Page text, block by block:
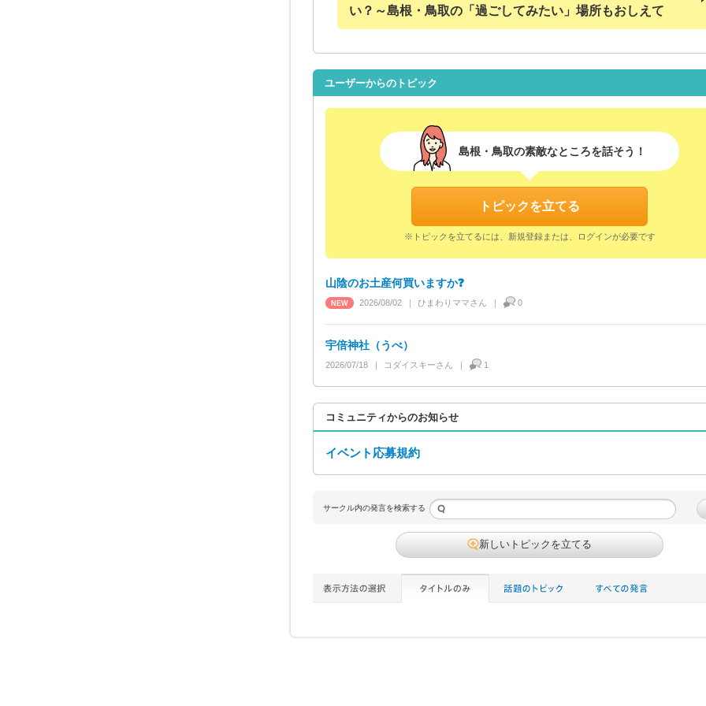
い？～島根・鳥取の「過ごしてみたい」場所もおしえて
ユーザーからのトピック
島根・鳥取の素敵なところを話そう！
トピックを立てる
※トピックを立てるには、新規登録または、ログインが必要です
山陰のお土産何買いますか❓
2026/08/02 ひまわりママさん 0
宇倍神社（うべ）
2026/07/18 コダイスキーさん 1
コミュニティからのお知らせ
イベント応募規約
サークル内の発言を検索する
新しいトピックを立てる